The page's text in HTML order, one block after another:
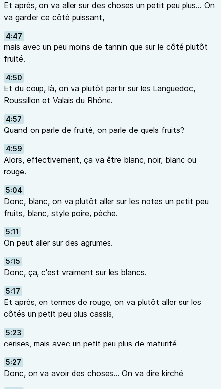
Et après, on va aller sur des choses un petit peu plus… On
va garder ce côté puissant,
4:47
mais avec un peu moins de tannin que sur le côté plutôt
fruité.
4:50
Et du coup, là, on va plutôt partir sur les Languedoc,
Roussillon et Valais du Rhône.
4:57
Quand on parle de fruité, on parle de quels fruits?
4:59
Alors, effectivement, ça va être blanc, noir, blanc ou
rouge.
5:04
Donc, blanc, on va plutôt aller sur les notes un petit peu
fruits, blanc, style poire, pêche.
5:11
On peut aller sur des agrumes.
5:15
Donc, ça, c'est vraiment sur les blancs.
5:17
Et après, en termes de rouge, on va plutôt aller sur les
côtés un petit peu plus cassis,
5:23
cerises, mais avec un petit peu plus de maturité.
5:27
Donc, on va avoir des choses… On va dire kirché.